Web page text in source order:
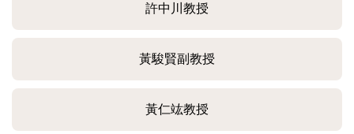
許中川教授
黃駿賢副教授
黃仁竑教授